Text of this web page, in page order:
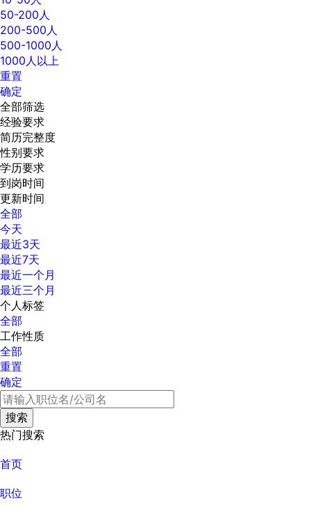
50-200人
200-500人
500-1000人
1000人以上
重置
确定
全部筛选
经验要求
简历完整度
性别要求
学历要求
到岗时间
更新时间
全部
今天
最近3天
最近7天
最近一个月
最近三个月
个人标签
全部
工作性质
全部
重置
确定
热门搜索
首页
职位